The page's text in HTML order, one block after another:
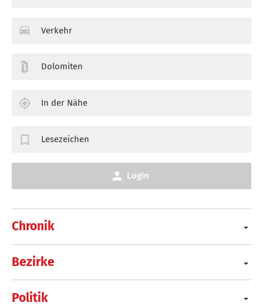
Chronik
Bezirke
Politik
Verkehr
Dolomiten
In der Nähe
Lesezeichen
Login